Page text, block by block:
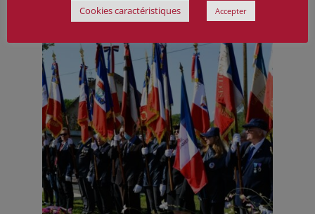
Cookies caractéristiques Accepter